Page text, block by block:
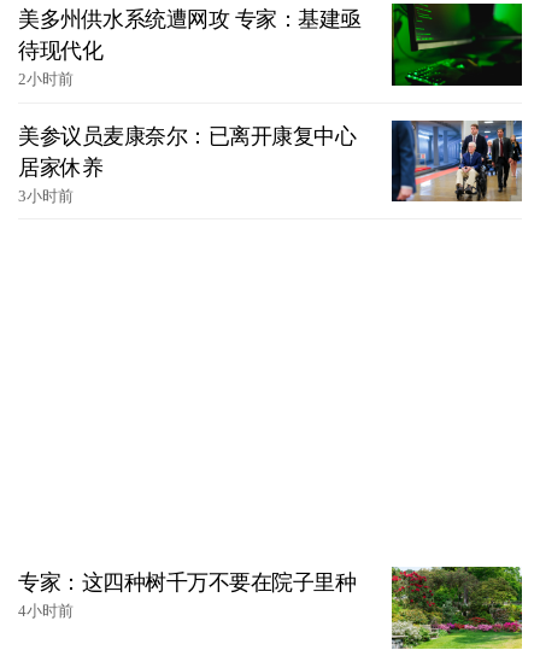
美多州供水系统遭网攻 专家：基建亟
待现代化
2小时前
美参议员麦康奈尔：已离开康复中心
居家休养
3小时前
专家：这四种树千万不要在院子里种
4小时前